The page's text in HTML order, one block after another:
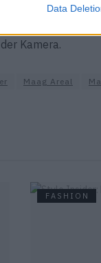
Data
Maag Areal
Teller
Kamera.
Maag Areal
FASHION